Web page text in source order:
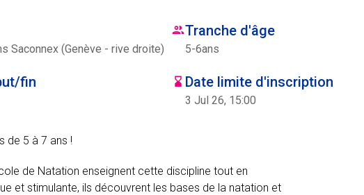
Saconnex (Genève - rive droite)
Tranche d'âge
5-6ans
fin Date limite d'inscription
3 Jul 26, 15:00
de 5 à 7 ans !
de Natation enseignent cette discipline tout en
et stimulante, ils découvrent les bases de la natation et